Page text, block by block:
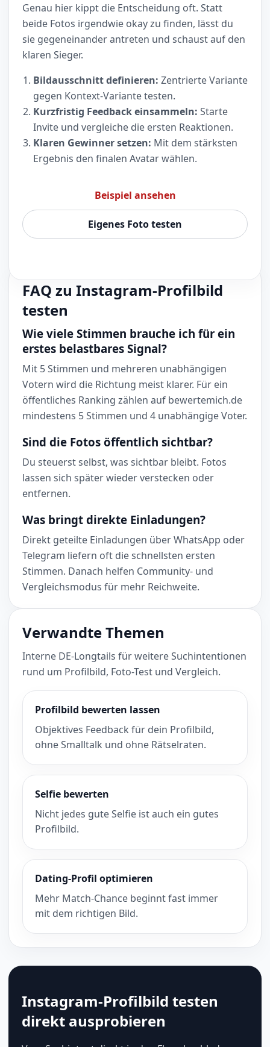
Genau hier kippt die Entscheidung oft. Statt
beide Fotos irgendwie okay zu finden, lässt du
sie gegeneinander antreten und schaust auf den
klaren Sieger.
Bildausschnitt definieren: Zentrierte Variante
gegen Kontext-Variante testen.
Kurzfristig Feedback einsammeln: Starte
Invite und vergleiche die ersten Reaktionen.
Klaren Gewinner setzen: Mit dem stärksten
Ergebnis den finalen Avatar wählen.
Beispiel ansehen
Eigenes Foto testen
FAQ zu Instagram-Profilbild
testen
Wie viele Stimmen brauche ich für ein
erstes belastbares Signal?
Mit 5 Stimmen und mehreren unabhängigen
Votern wird die Richtung meist klarer. Für ein
öffentliches Ranking zählen auf bewertemich.de
mindestens 5 Stimmen und 4 unabhängige Voter.
Sind die Fotos öffentlich sichtbar?
Du steuerst selbst, was sichtbar bleibt. Fotos
lassen sich später wieder verstecken oder
entfernen.
Was bringt direkte Einladungen?
Direkt geteilte Einladungen über WhatsApp oder
Telegram liefern oft die schnellsten ersten
Stimmen. Danach helfen Community- und
Vergleichsmodus für mehr Reichweite.
Verwandte Themen
Interne DE-Longtails für weitere Suchintentionen
rund um Profilbild, Foto-Test und Vergleich.
Profilbild bewerten lassen
Objektives Feedback für dein Profilbild,
ohne Smalltalk und ohne Rätselraten.
Selfie bewerten
Nicht jedes gute Selfie ist auch ein gutes
Profilbild.
Dating-Profil optimieren
Mehr Match-Chance beginnt fast immer
mit dem richtigen Bild.
Instagram-Profilbild testen
direkt ausprobieren